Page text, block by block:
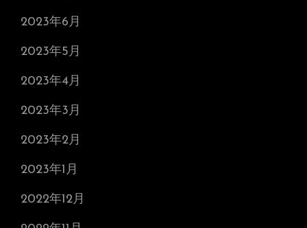
2023年6月
2023年5月
2023年4月
2023年3月
2023年2月
2023年1月
2022年12月